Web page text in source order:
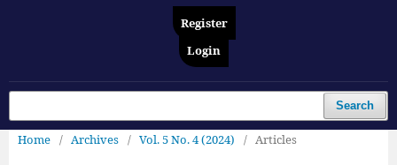
Register
Login
Search
Home / Archives / Vol. 5 No. 4 (2024) / Articles